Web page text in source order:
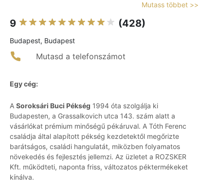
Mutass többet >>
9 (428)
Budapest, Budapest
Mutasd a telefonszámot
Egy cég:
A Soroksári Buci Pékség 1994 óta szolgálja ki
Budapesten, a Grassalkovich utca 143. szám alatt a
vásárlókat prémium minőségű pékáruval. A Tóth Ferenc
családja által alapított pékség kezdetektől megőrizte
barátságos, családi hangulatát, miközben folyamatos
növekedés és fejlesztés jellemzi. Az üzletet a ROZSKER
Kft. működteti, naponta friss, változatos péktermékeket
kínálva.